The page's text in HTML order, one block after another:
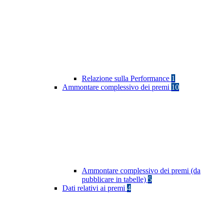
Relazione sulla Performance 1
Ammontare complessivo dei premi 10
Ammontare complessivo dei premi (da
pubblicare in tabelle) 5
Dati relativi ai premi 4